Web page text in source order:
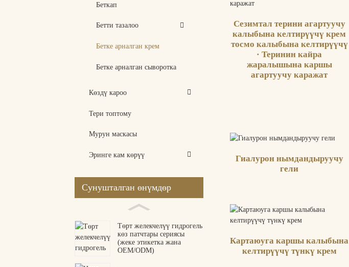
Беткап
Бетти тазалоо
Бетке арналган крем
Бетке арналган сыворотка
Көздү кароо
Тери топтому
Мурун маскасы
Эринге кам көрүү
Сунушталган өнүмдөр
Төрт желекчелүү гидрогель
көз патчтары сериясы
(жеке этикетка жана
OEM/ODM)
Сезимтал терини агартуучу
калыбына келтирүүчү крем
тосмо калыбына келтирүүчү
· Теринин кайра
жаралышына каршы
агартуучу каражат
Гиалурон нымдандыруучу
гели
Картаюуга каршы калыбына
келтирүүчү түнкү крем